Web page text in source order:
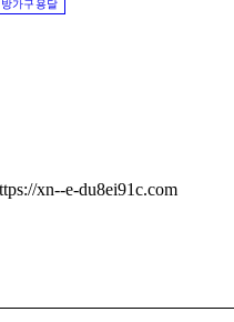
가구용달
xn--e-du8ei91c.com